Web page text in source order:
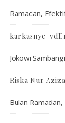
Ramadan,
Jokowi
Riska Nur
Bulan